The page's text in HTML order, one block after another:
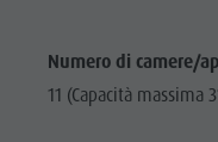
Numero di camere/
11 (Capacità massima